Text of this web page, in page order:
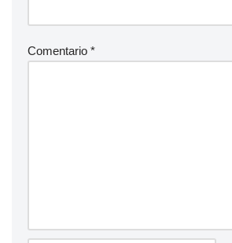
Comentario *